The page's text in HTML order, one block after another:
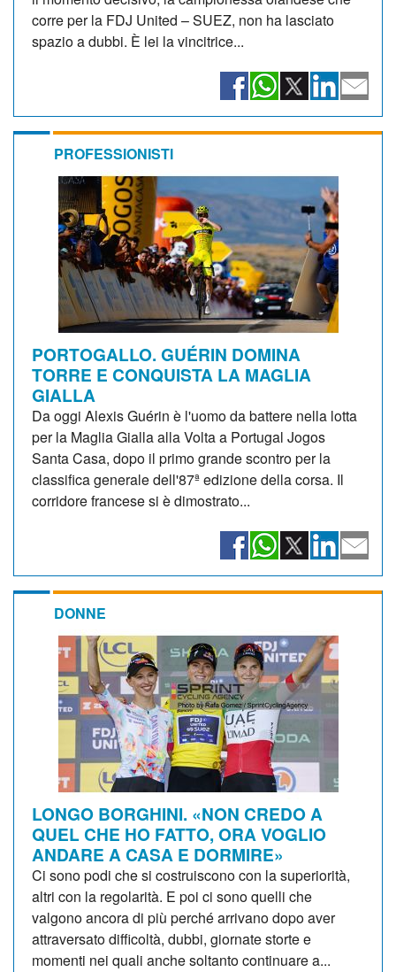
corre per la FDJ United – SUEZ, non ha lasciato
spazio a dubbi. È lei la vincitrice...
PROFESSIONISTI
PORTOGALLO. GUÉRIN DOMINA
TORRE E CONQUISTA LA MAGLIA
GIALLA
Da oggi Alexis Guérin è l'uomo da battere nella lotta
per la Maglia Gialla alla Volta a Portugal Jogos
Santa Casa, dopo il primo grande scontro per la
classifica generale dell'87ª edizione della corsa. Il
corridore francese si è dimostrato...
DONNE
LONGO BORGHINI. «NON CREDO A
QUEL CHE HO FATTO, ORA VOGLIO
ANDARE A CASA E DORMIRE»
Ci sono podi che si costruiscono con la superiorità,
altri con la regolarità. E poi ci sono quelli che
valgono ancora di più perché arrivano dopo aver
attraversato difficoltà, dubbi, giornate storte e
momenti nei quali anche soltanto continuare a...